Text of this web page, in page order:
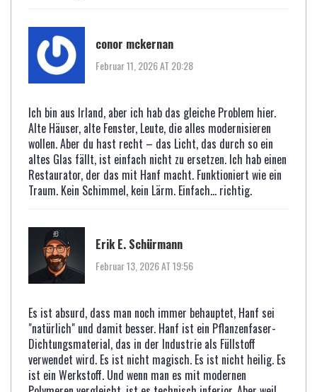
conor mckernan
Februar 11, 2026 AT 20:28
Ich bin aus Irland, aber ich hab das gleiche Problem hier.
Alte Häuser, alte Fenster, Leute, die alles modernisieren
wollen. Aber du hast recht – das Licht, das durch so ein
altes Glas fällt, ist einfach nicht zu ersetzen. Ich hab einen
Restaurator, der das mit Hanf macht. Funktioniert wie ein
Traum. Kein Schimmel, kein Lärm. Einfach… richtig.
Erik E. Schürmann
Februar 13, 2026 AT 19:56
Es ist absurd, dass man noch immer behauptet, Hanf sei
"natürlich" und damit besser. Hanf ist ein Pflanzenfaser-
Dichtungsmaterial, das in der Industrie als Füllstoff
verwendet wird. Es ist nicht magisch. Es ist nicht heilig. Es
ist ein Werkstoff. Und wenn man es mit modernen